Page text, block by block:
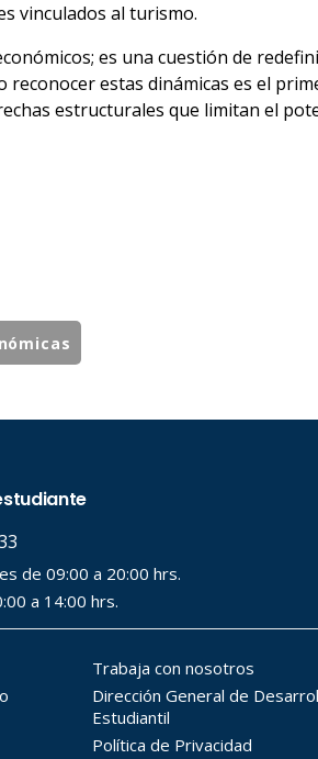
vinculados al turismo.
es una cuestión de
estas dinámicas es el
estructurales que limitan el